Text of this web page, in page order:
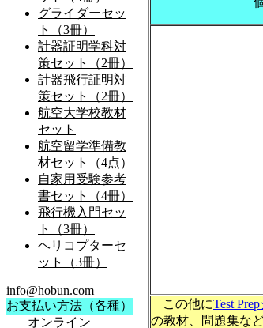
この他にTest
の教材、問題集な